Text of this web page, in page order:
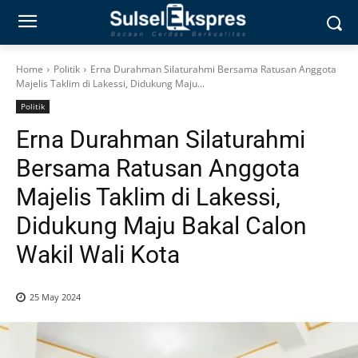
Home Politik
Erna Durahman Silaturahmi Bersama Ratusan Anggota
Majelis Taklim di Lakessi, Didukung Maju...
Politik
Erna Durahman Silaturahmi
Bersama Ratusan Anggota
Majelis Taklim di Lakessi,
Didukung Maju Bakal Calon
Wakil Wali Kota
25 May 2024